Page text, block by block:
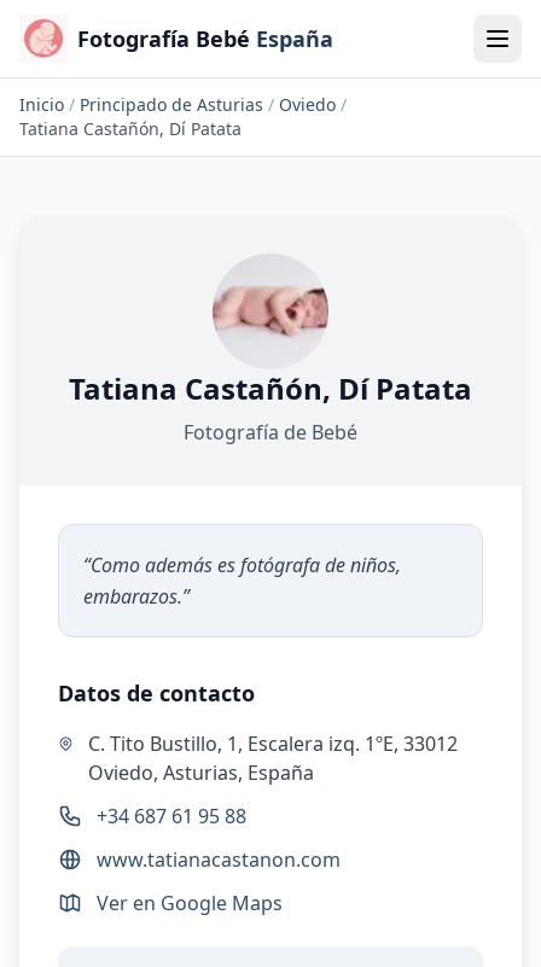
Fotografía Bebé España
Inicio / Principado de Asturias / Oviedo /
Tatiana Castañón, Dí Patata
Tatiana Castañón, Dí Patata
Fotografía de Bebé
“Como además es fotógrafa de niños,
embarazos.”
Datos de contacto
C. Tito Bustillo, 1, Escalera izq. 1ºE, 33012
Oviedo, Asturias, España
+34 687 61 95 88
www.tatianacastanon.com
Ver en Google Maps